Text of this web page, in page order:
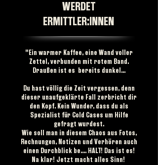
WERDET
ERMITTLER:INNEN
"Ein warmer Kaffee, eine Wand voller
Zettel, verbunden mit rotem Band.
Draußen ist es bereits dunkel...
Du hast völlig die Zeit vergessen, denn
dieser unaufgeklärte Fall zerbricht dir
den Kopf. Kein Wunder, dass du als
Spezialist für Cold Cases um Hilfe
gefragt wurdest.
Wie soll man in diesem Chaos aus Fotos,
Rechnungen, Notizen und Verhören auch
einen Durchblick be.... HALT! Das ist es!
Na klar! Jetzt macht alles Sinn!